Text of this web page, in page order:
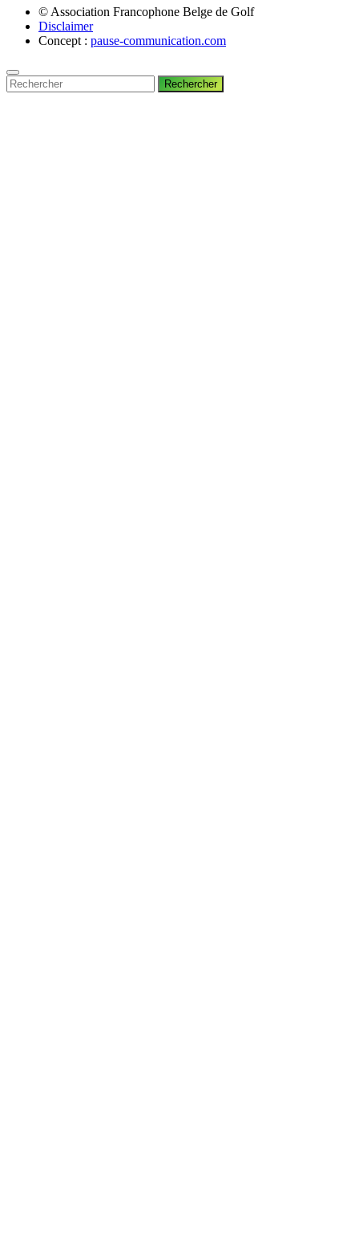
© Association Francophone Belge de Golf
Disclaimer
Concept : pause-communication.com
Rechercher